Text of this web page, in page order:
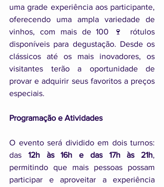
uma grade experiência aos participante,
oferecendo uma ampla variedade de
vinhos, com mais de 100 🍷 rótulos
disponíveis para degustação. Desde os
clássicos até os mais inovadores, os
visitantes terão a oportunidade de
provar e adquirir seus favoritos a preços
especiais.
Programação e Atividades
O evento será dividido em dois turnos:
das 12h às 16h e das 17h às 21h,
permitindo que mais pessoas possam
participar e aproveitar a experiência